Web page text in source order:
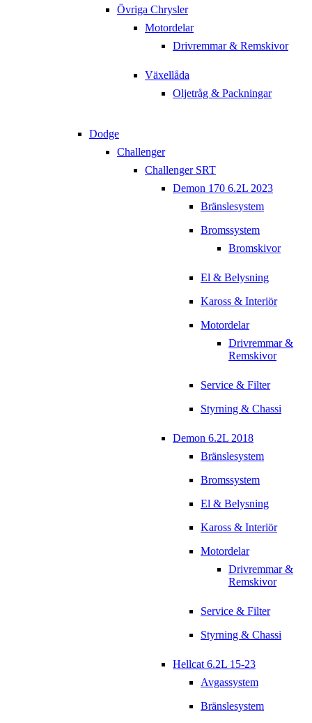
Övriga Chrysler
Motordelar
Drivremmar & Remskivor
Växellåda
Oljetråg & Packningar
Dodge
Challenger
Challenger SRT
Demon 170 6.2L 2023
Bränslesystem
Bromssystem
Bromskivor
El & Belysning
Kaross & Interiör
Motordelar
Drivremmar &
Remskivor
Service & Filter
Styrning & Chassi
Demon 6.2L 2018
Bränslesystem
Bromssystem
El & Belysning
Kaross & Interiör
Motordelar
Drivremmar &
Remskivor
Service & Filter
Styrning & Chassi
Hellcat 6.2L 15-23
Avgassystem
Bränslesystem